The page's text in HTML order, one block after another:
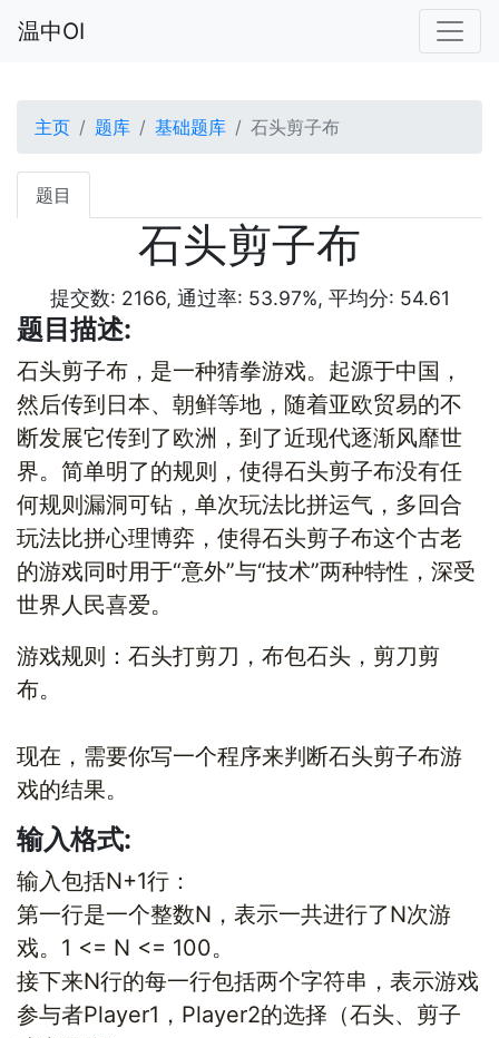
温中OI
主页 题库 基础题库 石头剪子布
题目
石头剪子布
提交数: 2166, 通过率: 53.97%, 平均分: 54.61
题目描述:
石头剪子布，是一种猜拳游戏。起源于中国，
然后传到日本、朝鲜等地，随着亚欧贸易的不
断发展它传到了欧洲，到了近现代逐渐风靡世
界。简单明了的规则，使得石头剪子布没有任
何规则漏洞可钻，单次玩法比拼运气，多回合
玩法比拼心理博弈，使得石头剪子布这个古老
的游戏同时用于“意外”与“技术”两种特性，深受
世界人民喜爱。
游戏规则：石头打剪刀，布包石头，剪刀剪
布。
现在，需要你写一个程序来判断石头剪子布游
戏的结果。
输入格式:
输入包括N+1行：
第一行是一个整数N，表示一共进行了N次游
戏。1 <= N <= 100。
接下来N行的每一行包括两个字符串，表示游戏
参与者Player1，Player2的选择（石头、剪子